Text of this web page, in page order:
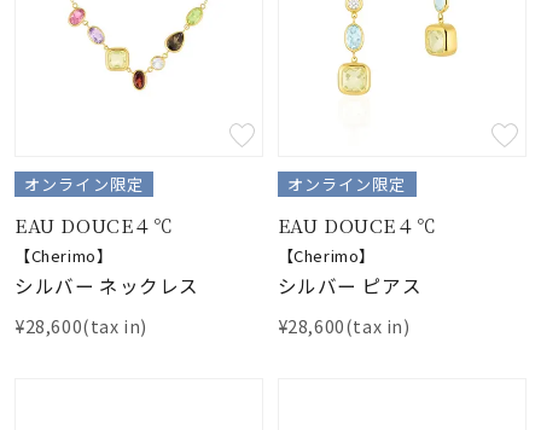
オンライン限定
EAU DOUCE４℃
【Cherimo】
シルバー ネックレス
¥28,600(tax in)
オンライン限定
EAU DOUCE４℃
【Cherimo】
シルバー ピアス
¥28,600(tax in)